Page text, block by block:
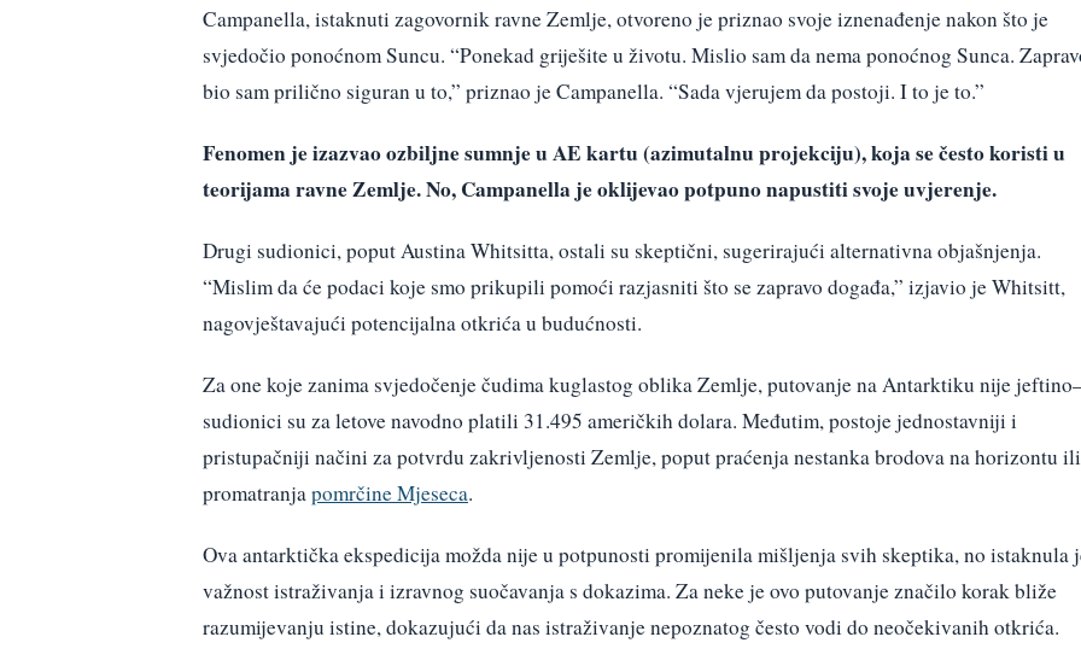
Campanella, istaknuti zagovornik ravne Zemlje, otvoreno je priznao svoje iznenađenje nakon što je
svjedočio ponoćnom Suncu. “Ponekad griješite u životu. Mislio sam da nema ponoćnog Sunca.
bio sam prilično siguran u to,” priznao je Campanella. “Sada vjerujem da postoji. I to je to.”
Fenomen je izazvao ozbiljne sumnje u AE kartu (azimutalnu projekciju), koja se često koristi u
teorijama ravne Zemlje. No, Campanella je oklijevao potpuno napustiti svoje uvjerenje.
Drugi sudionici, poput Austina Whitsitta, ostali su skeptični, sugerirajući alternativna objašnjenja.
“Mislim da će podaci koje smo prikupili pomoći razjasniti što se zapravo događa,” izjavio je Whitsitt,
nagovještavajući potencijalna otkrića u budućnosti.
Za one koje zanima svjedočenje čudima kuglastog oblika Zemlje, putovanje na Antarktiku nije
sudionici su za letove navodno platili 31.495 američkih dolara. Međutim, postoje jednostavniji i
pristupačniji načini za potvrdu zakrivljenosti Zemlje, poput praćenja nestanka brodova na horizontu ili
promatranjapomrčine Mjeseca.
Ova antarktička ekspedicija možda nije u potpunosti promijenila mišljenja svih skeptika, no istaknula
važnost istraživanja i izravnog suočavanja s dokazima. Za neke je ovo putovanje značilo korak bliže
razumijevanju istine, dokazujući da nas istraživanje nepoznatog često vodi do neočekivanih otkrića.